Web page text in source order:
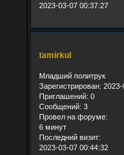
2023-03-07 00:37:27
tamirkul
Младший политрук
Зарегистрирован: 2023-
Приглашений: 0
Сообщений: 3
Провел на форуме:
6 минут
Последний визит:
2023-03-07 00:44:32